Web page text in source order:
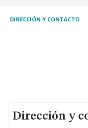
DIRECCIÓN Y CONTACTO
Dirección y